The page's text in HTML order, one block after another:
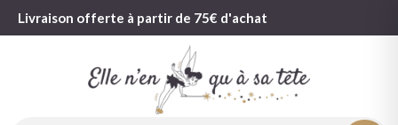
Livraison offerte à partir de 75€ d'achat